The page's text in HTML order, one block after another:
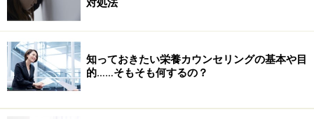
名があり、缶詰でも市販されている手軽な食品です。ま
た冷凍保存もできるので、多めに乾燥豆をもどしておい
て一度に調理し、冷凍しておけば、食べたい時にごはん
や煮物、サラダ、汁物などに使うことができて重宝しま
す。ひよこ豆が手に入らない場合は大豆で作ることがで
きます。
知っておきたい栄養カウンセリングの基本や目
的……そもそも何するの？